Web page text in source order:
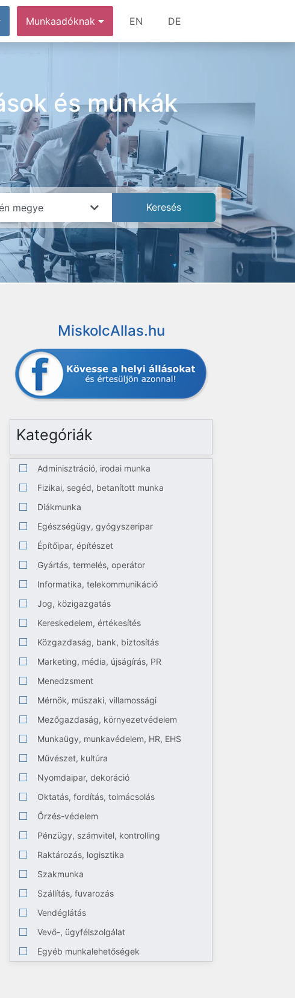
Munkaadóknak EN DE
és munkák
MiskolcAllas.hu
Kategóriák
Adminisztráció, irodai munka
Fizikai, segéd, betanított munka
Diákmunka
Egészségügy, gyógyszeripar
Építőipar, építészet
Gyártás, termelés, operátor
Informatika, telekommunikáció
Jog, közigazgatás
Kereskedelem, értékesítés
Közgazdaság, bank, biztosítás
Marketing, média, újságírás, PR
Menedzsment
Mérnök, műszaki, villamossági
Mezőgazdaság, környezetvédelem
Munkaügy, munkavédelem, HR, EHS
Művészet, kultúra
Nyomdaipar, dekoráció
Oktatás, fordítás, tolmácsolás
Őrzés-védelem
Pénzügy, számvitel, kontrolling
Raktározás, logisztika
Szakmunka
Szállítás, fuvarozás
Vendéglátás
Vevő-, ügyfélszolgálat
Egyéb munkalehetőségek